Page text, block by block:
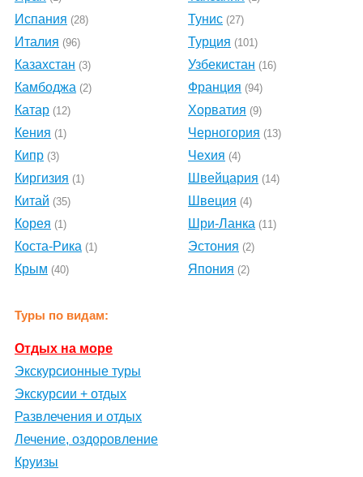
Испания (28)
Италия (96)
Казахстан (3)
Камбоджа (2)
Катар (12)
Кения (1)
Кипр (3)
Киргизия (1)
Китай (35)
Корея (1)
Коста-Рика (1)
Крым (40)
Тунис (27)
Турция (101)
Узбекистан (16)
Франция (94)
Хорватия (9)
Черногория (13)
Чехия (4)
Швейцария (14)
Швеция (4)
Шри-Ланка (11)
Эстония (2)
Япония (2)
Туры по видам:
Отдых на море
Экскурсионные туры
Экскурсии + отдых
Развлечения и отдых
Лечение, оздоровление
Круизы